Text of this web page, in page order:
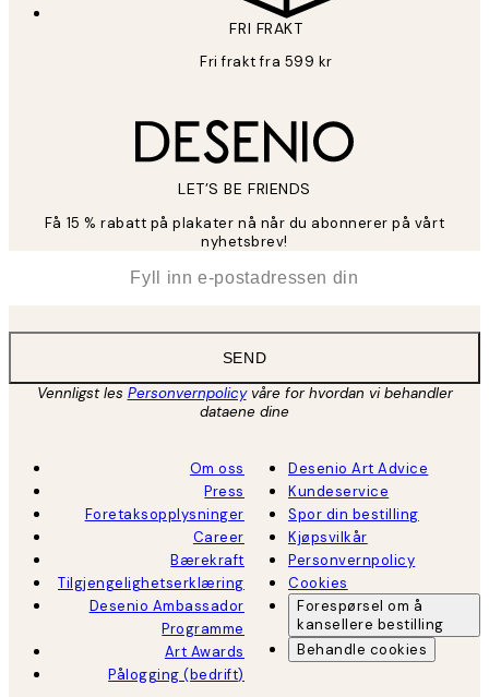
FRI FRAKT
Fri frakt fra 599 kr
LET’S BE FRIENDS
Få 15 % rabatt på plakater nå når du abonnerer på vårt
nyhetsbrev!
SEND
Vennligst les Personvernpolicyvåre for hvordan vi behandler
dataene dine
Om oss
Press
Foretaksopplysninger
Career
Bærekraft
Tilgjengelighetserklæring
Desenio Ambassador
Programme
Art Awards
Pålogging (bedrift)
Desenio Art Advice
Kundeservice
Spor din bestilling
Kjøpsvilkår
Personvernpolicy
Cookies
Forespørsel om å
kansellere bestilling
Behandle cookies